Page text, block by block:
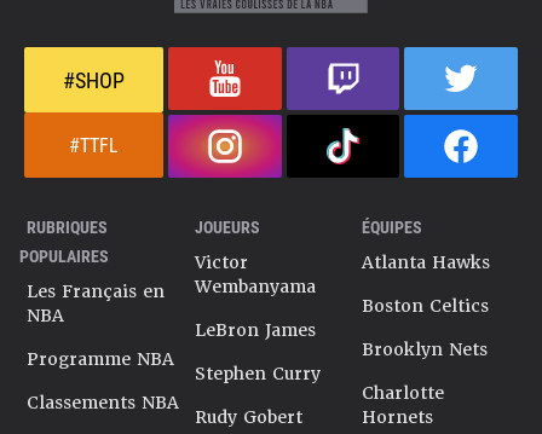
#SHOP
#TTFL
RUBRIQUES
POPULAIRES
Les Français en
NBA
Programme NBA
Classements NBA
JOUEURS
Victor
Wembanyama
LeBron James
Stephen Curry
Rudy Gobert
ÉQUIPES
Atlanta Hawks
Boston Celtics
Brooklyn Nets
Charlotte
Hornets